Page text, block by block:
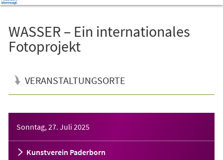
WASSER – Ein internationales
Fotoprojekt
VERANSTALTUNGSORTE
Sonntag, 27. Juli 2025
Kunstverein Paderborn